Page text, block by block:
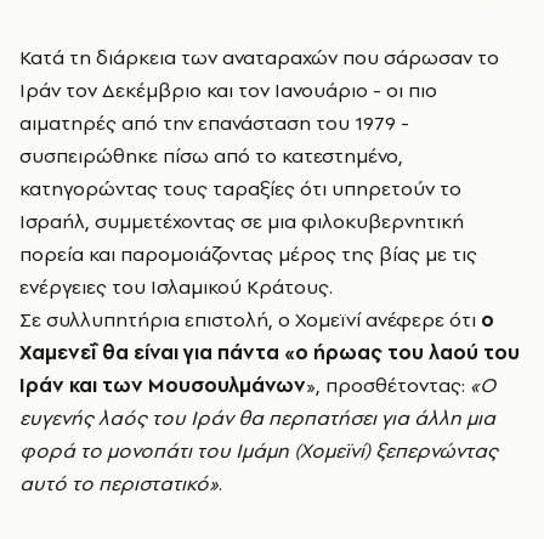
Κατά τη διάρκεια των αναταραχών που σάρωσαν το
Ιράν τον Δεκέμβριο και τον Ιανουάριο - οι πιο
αιματηρές από την επανάσταση του 1979 -
συσπειρώθηκε πίσω από το κατεστημένο,
κατηγορώντας τους ταραξίες ότι υπηρετούν το
Ισραήλ, συμμετέχοντας σε μια φιλοκυβερνητική
πορεία και παρομοιάζοντας μέρος της βίας με τις
ενέργειες του Ισλαμικού Κράτους.
Σε συλλυπητήρια επιστολή, ο Χομεϊνί ανέφερε ότι ο
Χαμενεΐ θα είναι για πάντα «ο ήρωας του λαού του
Ιράν και των Μουσουλμάνων», προσθέτοντας: «Ο
ευγενής λαός του Ιράν θα περπατήσει για άλλη μια
φορά το μονοπάτι του Ιμάμη (Χομεϊνί) ξεπερνώντας
αυτό το περιστατικό».